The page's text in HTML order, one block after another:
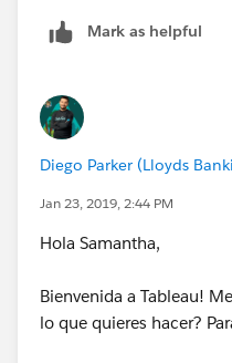
Mark as helpful
Diego Parker (Lloyds
Jan 23, 2019, 2:44 PM
Hola Samantha,
Bienvenida a Tableau!
lo que quieres hacer?